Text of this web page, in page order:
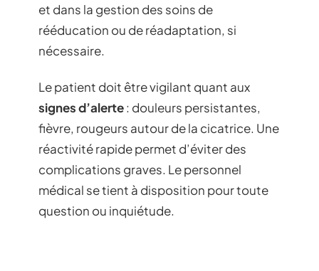
et dans la gestion des soins de
rééducation ou de réadaptation, si
nécessaire.
Le patient doit être vigilant quant aux
signes d’alerte: douleurs persistantes,
fièvre, rougeurs autour de la cicatrice. Une
réactivité rapide permet d’éviter des
complications graves. Le personnel
médical se tient à disposition pour toute
question ou inquiétude.